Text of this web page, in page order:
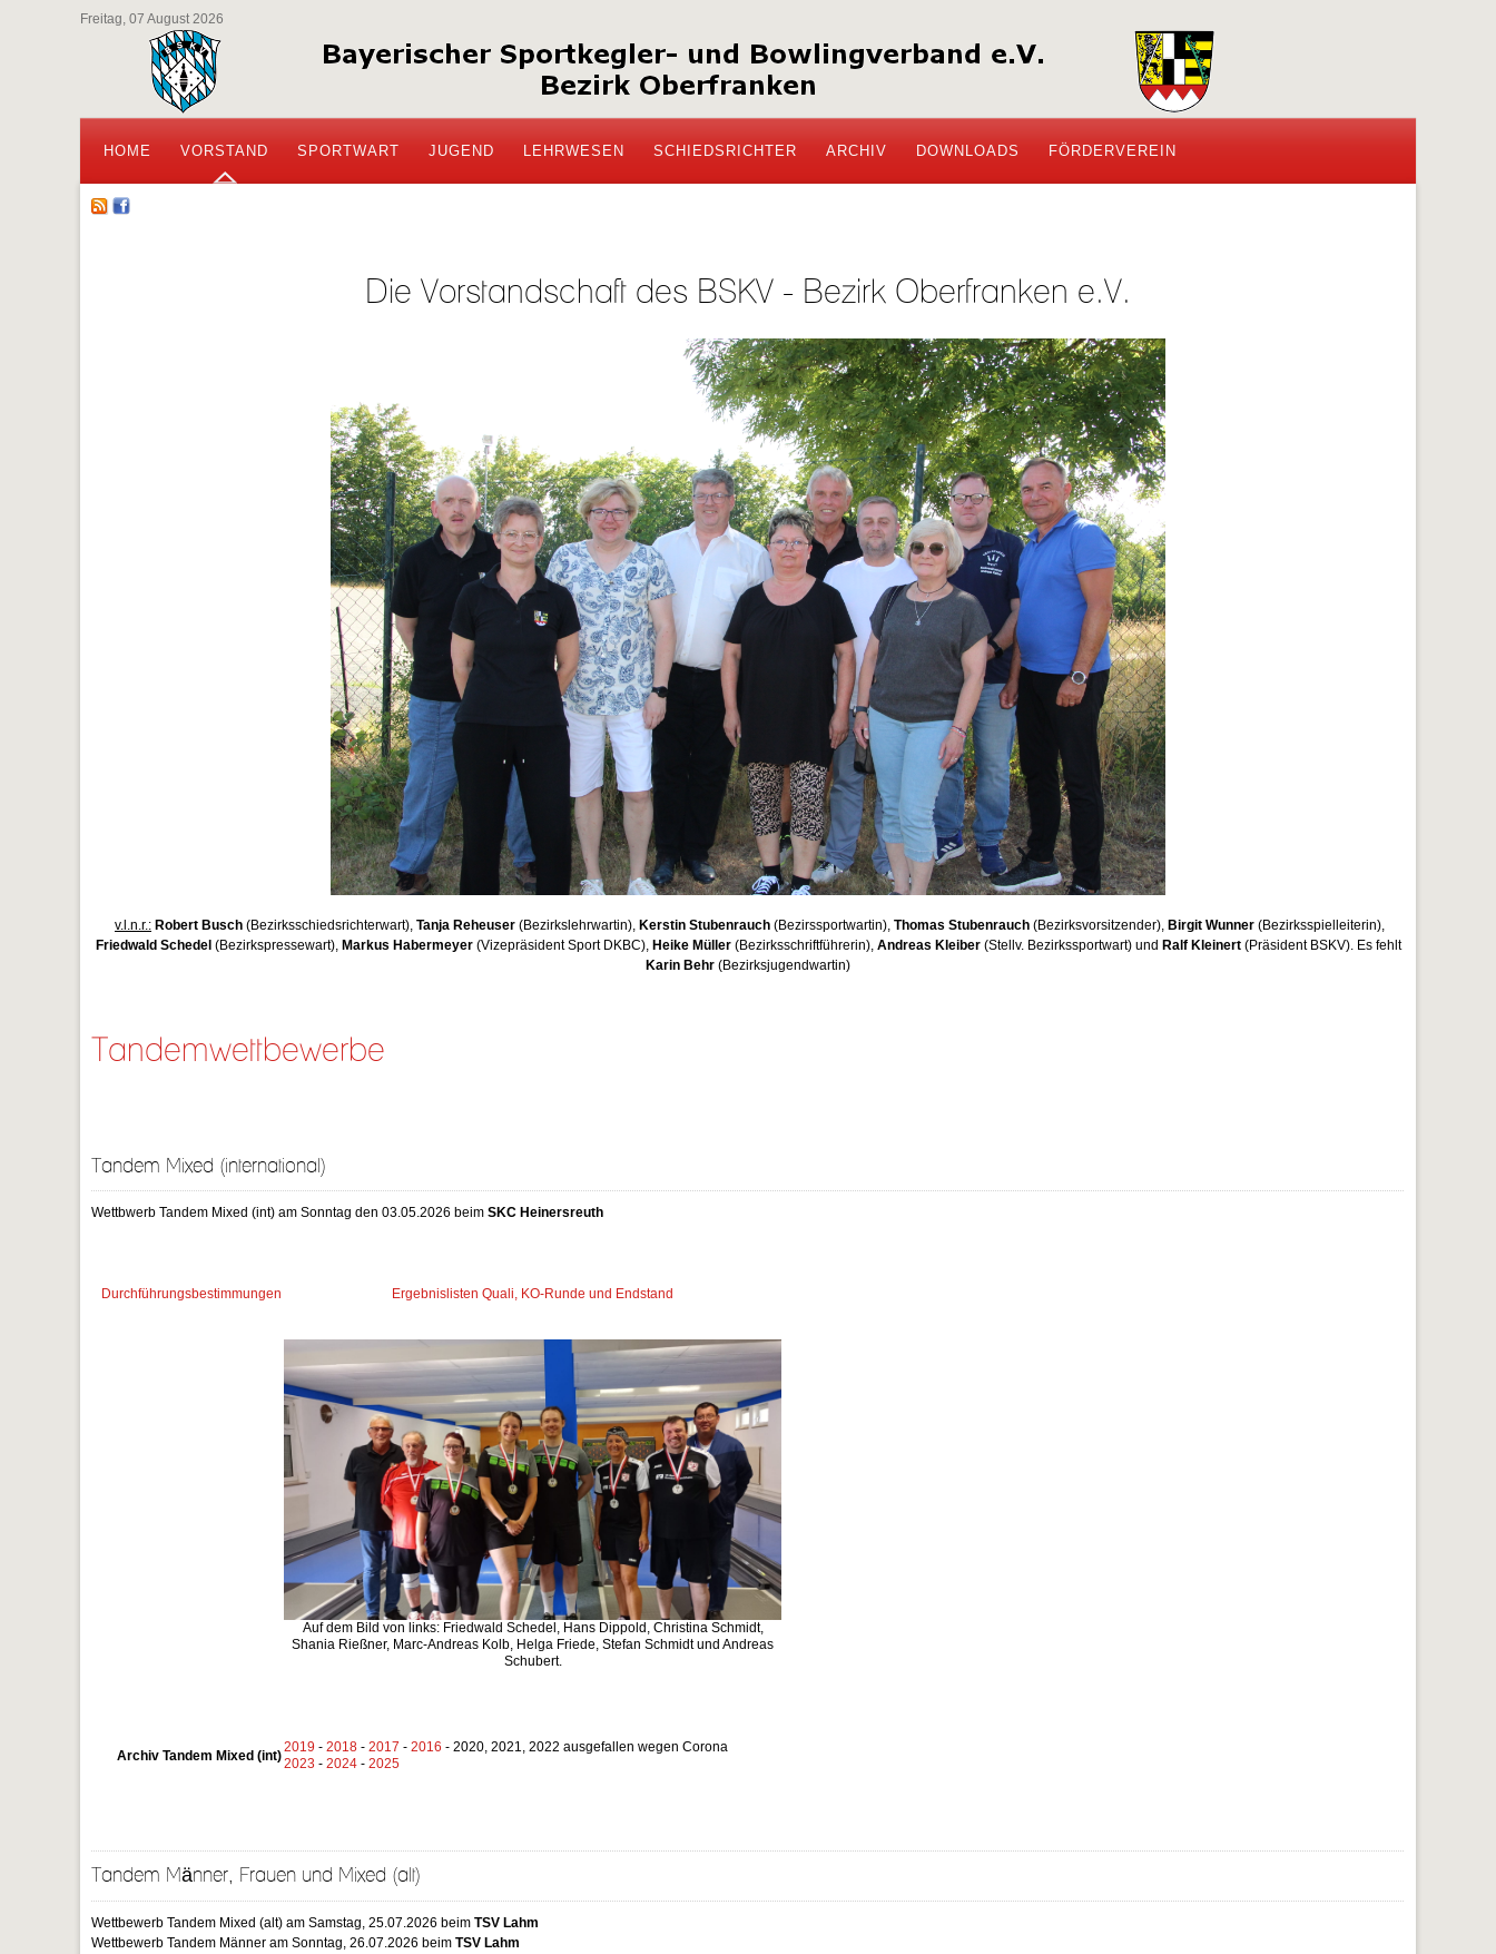
Freitag, 07 August 2026
HOME VORSTAND SPORTWART JUGEND LEHRWESEN SCHIEDSRICHTER ARCHIV DOWNLOADS FÖRDERVEREIN
Die Vorstandschaft des BSKV - Bezirk Oberfranken e.V.
v.l.n.r.: Robert Busch (Bezirksschiedsrichterwart), Tanja Reheuser (Bezirkslehrwartin), Kerstin Stubenrauch (Bezirssportwartin), Thomas Stubenrauch (Bezirksvorsitzender), Birgit Wunner (Bezirksspielleiterin),
Friedwald Schedel(Bezirkspressewart), Markus Habermeyer(Vizepräsident Sport DKBC), Heike Müller (Bezirksschriftführerin), Andreas Kleiber(Stellv. Bezirkssportwart) und Ralf Kleinert(Präsident BSKV). Es fehlt
Karin Behr (Bezirksjugendwartin)
Tandemwettbewerbe
Tandem Mixed (international)
Wettbwerb Tandem Mixed (int) am Sonntag den 03.05.2026 beim SKC Heinersreuth
Durchführungsbestimmungen Ergebnislisten Quali, KO-Runde und Endstand
Auf dem Bild von links: Friedwald Schedel, Hans Dippold, Christina Schmidt,
Shania Rießner, Marc-Andreas Kolb, Helga Friede, Stefan Schmidt und Andreas
Schubert.
Archiv Tandem Mixed (int)
2019 - 2018 - 2017 - 2016 - 2020, 2021, 2022 ausgefallen wegen Corona
2023 - 2024 - 2025
Tandem Männer, Frauen und Mixed (alt)
Wettbewerb Tandem Mixed (alt) am Samstag, 25.07.2026 beim TSV Lahm
Wettbewerb Tandem Männer am Sonntag, 26.07.2026 beim TSV Lahm